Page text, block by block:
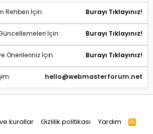
Rehberi İçin: Burayı Tıklayınız!
İçin Burayı Tıklayınız!
Önerileriniz İçin: Burayı Tıklayınız!
hello@webmasterforum.net
kurallar Gizlilik politikası Yardım
R
S